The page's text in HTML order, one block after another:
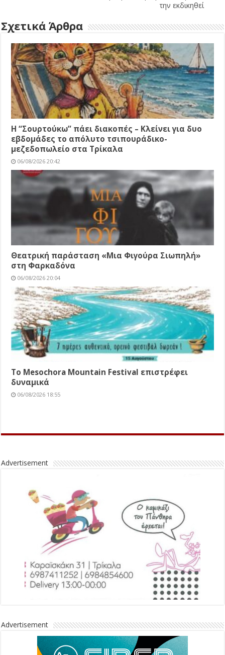
την εκδικηθεί
Σχετικά Άρθρα
Η “Σουρτούκω” πάει διακοπές – Κλείνει για δυο
εβδομάδες το απόλυτο τσιπουράδικο-
μεζεδοπωλείο στα Τρίκαλα
06/08/2026 20:42
Θεατρική παράσταση «Μια Φιγούρα Σιωπηλή»
στη Φαρκαδόνα
06/08/2026 20:04
Το Mesochora Mountain Festival επιστρέφει
δυναμικά
06/08/2026 18:55
Advertisement
Advertisement